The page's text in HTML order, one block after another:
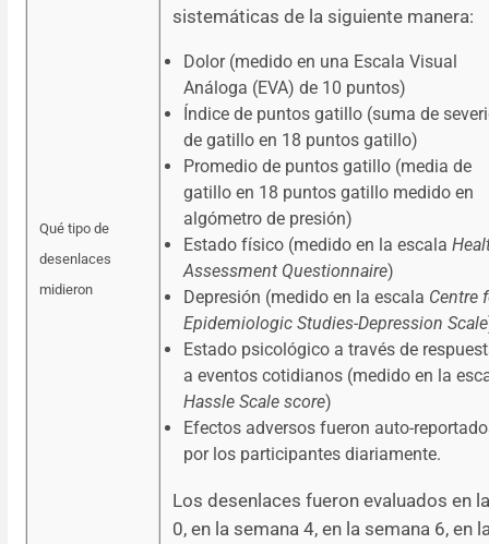
Qué tipo de
desenlaces
midieron
sistemáticas de la siguiente manera:
Dolor (medido en una Escala Visual
Análoga (EVA) de 10 puntos)
Índice de puntos gatillo (suma de
de gatillo en 18 puntos gatillo)
Promedio de puntos gatillo (media de
gatillo en 18 puntos gatillo medido en
algómetro de presión)
Estado físico (medido en la escala
Assessment Questionnaire)
Depresión (medido en la escala Centre
Epidemiologic Studies-Depression Scale
Estado psicológico a través de
a eventos cotidianos (medido en la
Hassle Scale score)
Efectos adversos fueron auto-
por los participantes diariamente.
Los desenlaces fueron evaluados en
0, en la semana 4, en la semana 6, en